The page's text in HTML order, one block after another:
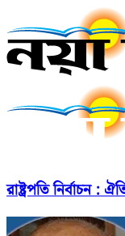
রাষ্ট্রপতি নির্বাচন :